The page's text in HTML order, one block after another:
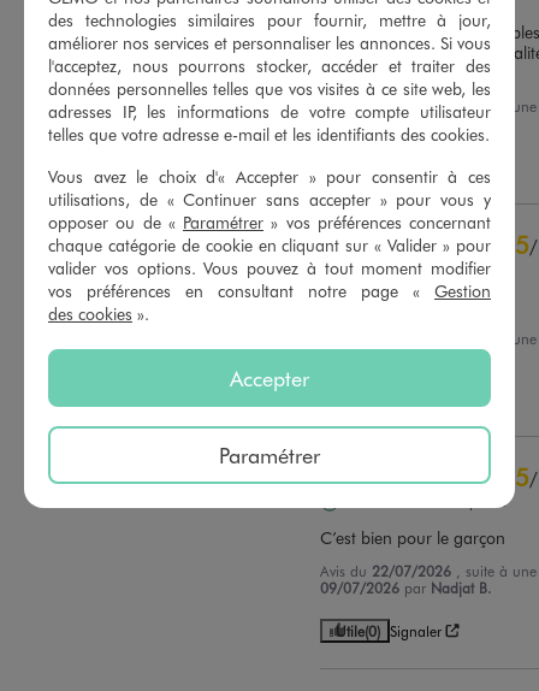
Basé sur84 avis soumis à un
contrôle
Voir tous les avis sur ce site
5étoiles
76
4étoiles
6
3étoiles
2
2étoiles
0
0
Les boxers sont très
coupé. Des produits de
sans hésiter!
Avis du07/08/2026 , suite à
25/07/2026 parMaryline G.
5/
Avis vérifié et récompensé
ras
, suite à
22/07/2026 parFabienne D.
5/
Avis vérifié et récompensé
C’est bien pour le garçon
Avis du 22/07/2026
, suite à
09/07/2026 par Nadjat B.
Utile(0) Signaler
des technologies similaires pour fournir, mettre à jour,
améliorer nos services et personnaliser les annonces. Si vous
l'acceptez, nous pourrons stocker, accéder et traiter des
données personnelles telles que vos visites à ce site web, les
adresses IP, les informations de votre compte utilisateur
telles que votre adresse e-mail et les identifiants des cookies.
Vous avez le choix d'« Accepter » pour consentir à ces
utilisations, de « Continuer sans accepter » pour vous y
opposer ou de « Paramétrer » vos préférences concernant
chaque catégorie de cookie en cliquant sur « Valider » pour
valider vos options. Vous pouvez à tout moment modifier
vos préférences en consultant notre page « Gestion
des cookies ».
Accepter
Paramétrer